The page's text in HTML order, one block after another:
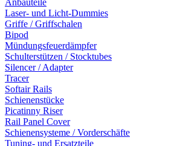
Anbauteile
Laser- und Licht-Dummies
Griffe / Griffschalen
Bipod
Mündungsfeuerdämpfer
Schulterstützen / Stocktubes
Silencer / Adapter
Tracer
Softair Rails
Schienenstücke
Picatinny Riser
Rail Panel Cover
Schienensysteme / Vorderschäfte
Tuning- und Ersatzteile